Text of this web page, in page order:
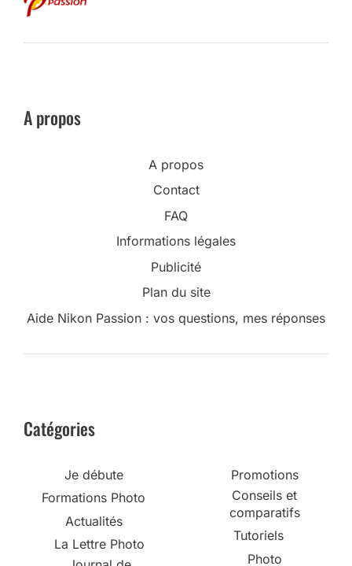
A propos
A propos
Contact
FAQ
Informations légales
Publicité
Plan du site
Aide Nikon Passion : vos questions, mes réponses
Catégories
Je débute
Formations Photo
Actualités
La Lettre Photo
Promotions
Conseils et
comparatifs
Tutoriels
Photo